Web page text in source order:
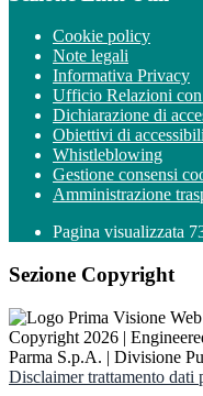
Cookie policy
Note legali
Informativa Privacy
Ufficio Relazioni
Dichiarazione di
Obiettivi di
Whistleblowing
Gestione consensi
Amministrazione
Pagina visualizzata
Sezione Copyright
Copyright 2026 |
Parma S.p.A. | Divisione
Disclaimer trattamento dati